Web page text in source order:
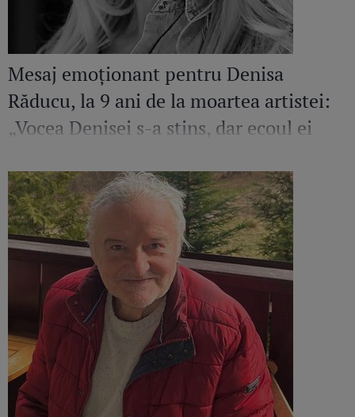
Mesaj emoționant pentru Denisa
Răducu, la 9 ani de la moartea artistei:
„Vocea Denisei s-a stins, dar ecoul ei